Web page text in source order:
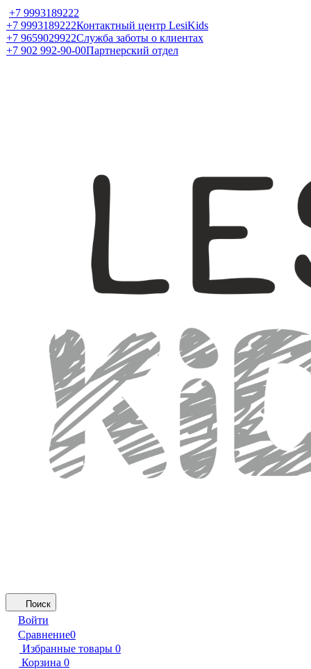
+7 9993189222
+7 9993189222Контактный центр LesiKids
+7 9659029922Служба заботы о клиентах
+7 902 992-90-00Партнерский отдел
Поиск
Войти
Сравнение0
Избранные товары 0
Корзина 0